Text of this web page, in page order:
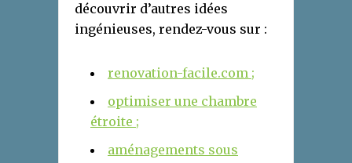
découvrir d’autres idées
ingénieuses, rendez-vous sur :
renovation-facile.com ;
optimiser une chambre
étroite ;
aménagements sous